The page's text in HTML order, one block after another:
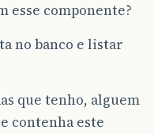
esse componente?
no banco e listar
que tenho, alguem
contenha este